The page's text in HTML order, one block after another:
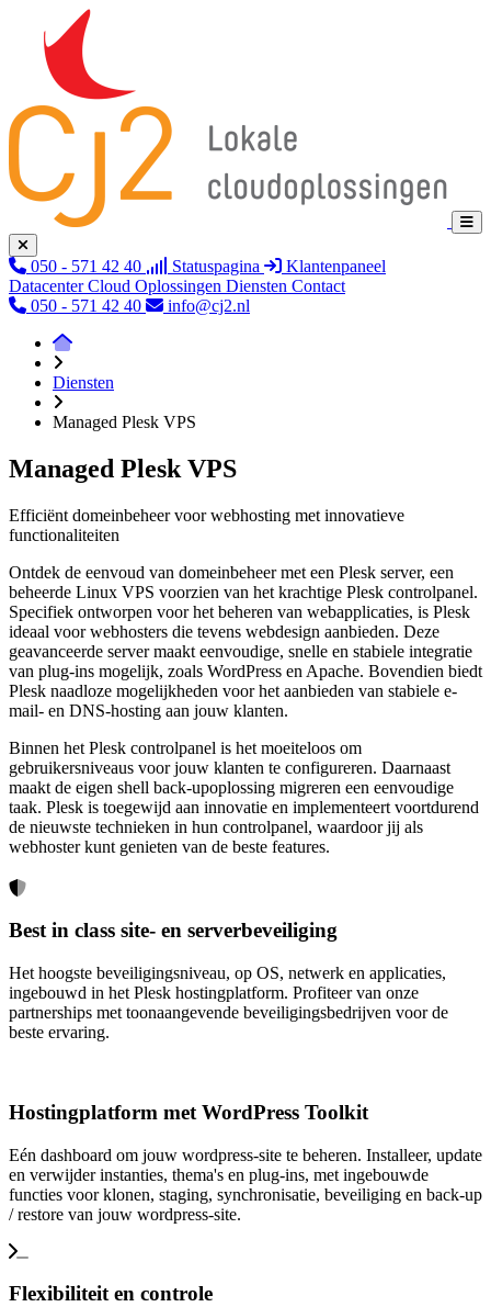
050 - 571 42 40 Statuspagina
Klantenpaneel
Datacenter Cloud Oplossingen Diensten Contact
050 - 571 42 40
info@cj2.nl
Diensten
Managed Plesk VPS
Managed Plesk VPS
Efficiënt domeinbeheer voor webhosting met innovatieve
functionaliteiten
Ontdek de eenvoud van domeinbeheer met een Plesk server, een
beheerde Linux VPS voorzien van het krachtige Plesk controlpanel.
Specifiek ontworpen voor het beheren van webapplicaties, is Plesk
ideaal voor webhosters die tevens webdesign aanbieden. Deze
geavanceerde server maakt eenvoudige, snelle en stabiele integratie
van plug-ins mogelijk, zoals WordPress en Apache. Bovendien biedt
Plesk naadloze mogelijkheden voor het aanbieden van stabiele e-
mail- en DNS-hosting aan jouw klanten.
Binnen het Plesk controlpanel is het moeiteloos om
gebruikersniveaus voor jouw klanten te configureren. Daarnaast
maakt de eigen shell back-upoplossing migreren een eenvoudige
taak. Plesk is toegewijd aan innovatie en implementeert voortdurend
de nieuwste technieken in hun controlpanel, waardoor jij als
webhoster kunt genieten van de beste features.
Best in class site- en serverbeveiliging
Het hoogste beveiligingsniveau, op OS, netwerk en applicaties,
ingebouwd in het Plesk hostingplatform. Profiteer van onze
partnerships met toonaangevende beveiligingsbedrijven voor de
beste ervaring.
Hostingplatform met WordPress Toolkit
Eén dashboard om jouw wordpress-site te beheren. Installeer, update
en verwijder instanties, thema's en plug-ins, met ingebouwde
functies voor klonen, staging, synchronisatie, beveiliging en back-up
/ restore van jouw wordpress-site.
Flexibiliteit en controle